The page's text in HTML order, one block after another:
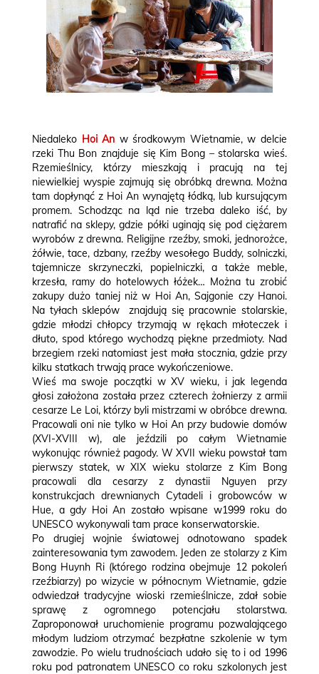
Niedaleko Hoi An w środkowym Wietnamie, w delcie
rzeki Thu Bon znajduje się Kim Bong – stolarska wieś.
Rzemieślnicy, którzy mieszkają i pracują na tej
niewielkiej wyspie zajmują się obróbką drewna. Można
tam dopłynąć z Hoi An wynajętą łódką, lub kursującym
promem. Schodząc na ląd nie trzeba daleko iść, by
natrafić na sklepy, gdzie półki uginają się pod ciężarem
wyrobów z drewna. Religijne rzeźby, smoki, jednorożce,
żółwie, tace, dzbany, rzeźby wesołego Buddy, solniczki,
tajemnicze skrzyneczki, popielniczki, a także meble,
krzesła, ramy do hotelowych łóżek… Można tu zrobić
zakupy dużo taniej niż w Hoi An, Sajgonie czy Hanoi.
Na tyłach sklepów znajdują się pracownie stolarskie,
gdzie młodzi chłopcy trzymają w rękach młoteczek i
dłuto, spod którego wychodzą piękne przedmioty. Nad
brzegiem rzeki natomiast jest mała stocznia, gdzie przy
kilku statkach trwają prace wykończeniowe.
Wieś ma swoje początki w XV wieku, i jak legenda
głosi założona została przez czterech żołnierzy z armii
cesarze Le Loi, którzy byli mistrzami w obróbce drewna.
Pracowali oni nie tylko w Hoi An przy budowie domów
(XVI-XVIII w), ale jeździli po całym Wietnamie
wykonując również pagody. W XVII wieku powstał tam
pierwszy statek, w XIX wieku stolarze z Kim Bong
pracowali dla cesarzy z dynastii Nguyen przy
konstrukcjach drewnianych Cytadeli i grobowców w
Hue, a gdy Hoi An zostało wpisane w1999 roku do
UNESCO wykonywali tam prace konserwatorskie.
Po drugiej wojnie światowej odnotowano spadek
zainteresowania tym zawodem. Jeden ze stolarzy z Kim
Bong Huynh Ri (którego rodzina obejmuje 12 pokoleń
rzeźbiarzy) po wizycie w północnym Wietnamie, gdzie
odwiedzał tradycyjne wioski rzemieślnicze, zdał sobie
sprawę z ogromnego potencjału stolarstwa.
Zaproponował uruchomienie programu pozwalającego
młodym ludziom otrzymać bezpłatne szkolenie w tym
zawodzie. Po wielu trudnościach udało się to i od 1996
roku pod patronatem UNESCO co roku szkolonych jest